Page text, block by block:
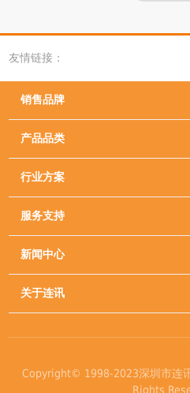
友情链接：
销售品牌
产品品类
行业方案
服务支持
新闻中心
关于连讯
Copyright© 1998-2023深圳市连
Rights